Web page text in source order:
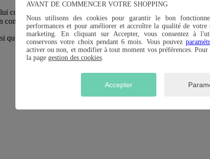
combinant différentes paires de chaussures. Alors tentez
confiance.
qu’un large choix de robes pas chèressur notre boutique en
AVANT DE COMMENCER VOTRE SHOPPING
Nous utilisons des cookies pour garantir le bon
performances et pour améliorer et accroître la qualité de
marketing. En cliquant sur Accepter, vous consentez à
conservons votre choix pendant 6 mois. Vous pouvez
activer ou non, et modifier à tout moment vos préférences.
la page gestion des cookies.
Accepter